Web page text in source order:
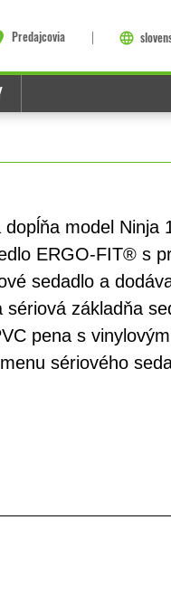
Predajcovia
model Ninja
ERGO-FIT® s
sedadlo a
základňa
pena s
sériového